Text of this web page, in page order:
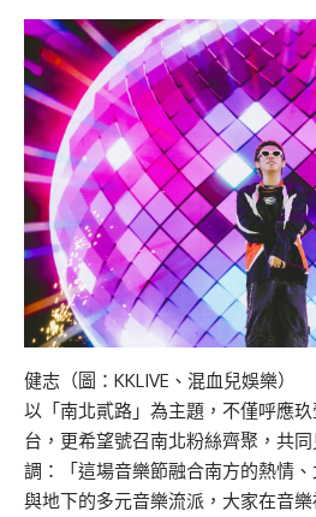
健志（圖：KKLIVE、混血兒娛樂）
以「南北貳路」為主題，不僅呼應
台，更希望號召南北粉絲齊聚，共
調：「這場音樂節融合南方的熱情
與地下的多元音樂流派，大家在音